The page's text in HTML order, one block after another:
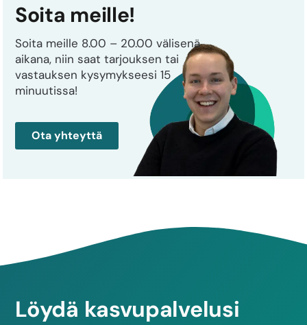
Soita meille!
Soita meille 8.00 – 20.00 välisenä
aikana, niin saat tarjouksen tai
vastauksen kysymykseesi 15
minuutissa!
Ota yhteyttä
Löydä kasvupalvelusi